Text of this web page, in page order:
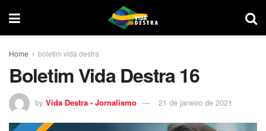
Home boletim vida destra
Boletim Vida Destra 16
by Vida Destra - Jornalismo 21 de janeiro de 2021